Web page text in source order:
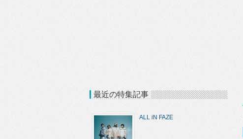
最近の特集記事
ALL iN FAZE